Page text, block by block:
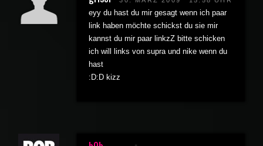
eyy du hast du mir gesagt wenn ich paar
link haben möchte schickst du sie mir
kannst du mir paar linkzZ bitte schicken
ich will links von supra und nike wenn du
hast
:D:D kizz